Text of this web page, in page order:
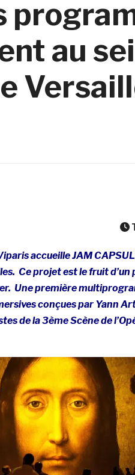
au
accueille JAM
Ce projet est le fruit
Une première
conçues par Yann
de la 3ème Scène de